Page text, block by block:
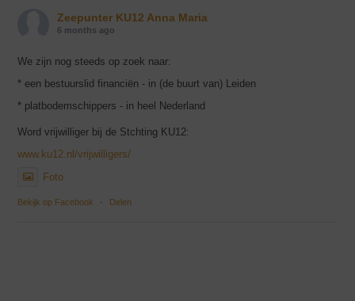
Zeepunter KU12 Anna Maria
6 months ago
We zijn nog steeds op zoek naar:
* een bestuurslid financiën - in (de buurt van) Leiden
* platbodemschippers - in heel Nederland
Word vrijwilliger bij de Stchting KU12:
www.ku12.nl/vrijwilligers/
Foto
Bekijk op Facebook · Delen